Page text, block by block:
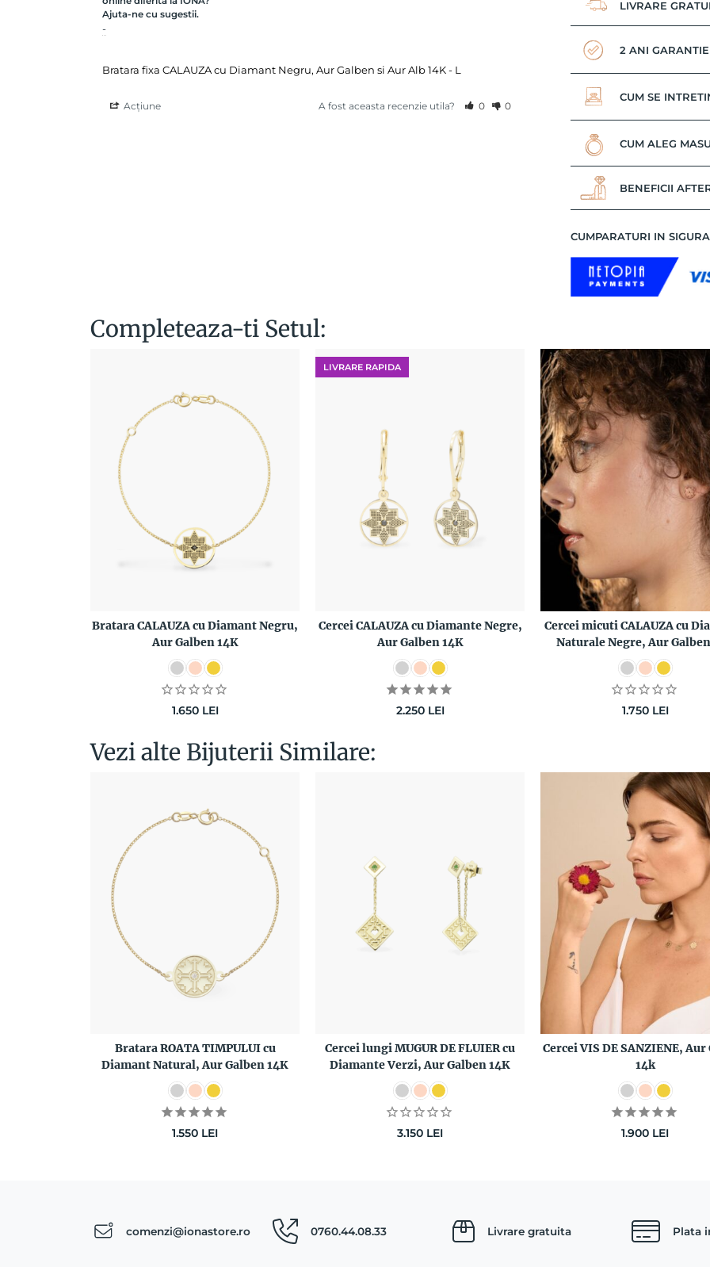
Ajuta-ne cu sugestii.
-
Bratara fixa CALAUZA cu Diamant Negru, Aur Galben si Aur Alb 14K - L
Acțiune A fost aceasta recenzie utila? 0 0
LIVRARE
2 ANI GARANTIE
CUM SE
CUM ALEG
BENEFICII
CUMPARATURI IN
Completeaza-ti Setul:
Bratara CALAUZA cu Diamant Negru,
Aur Galben 14K
1.650 LEI
LIVRARE RAPIDA
Cercei CALAUZA cu Diamante Negre,
Aur Galben 14K
2.250 LEI
Cercei micuti CALAUZA cu
Naturale Negre, Aur
1.750 LEI
Vezi alte Bijuterii Similare:
Bratara ROATA TIMPULUI cu
Diamant Natural, Aur Galben 14K
1.550 LEI
Cercei lungi MUGUR DE FLUIER cu
Diamante Verzi, Aur Galben 14K
3.150 LEI
Cercei VIS DE SANZIENE, Aur
14k
1.900 LEI
comenzi@ionastore.ro 0760.44.08.33 Livrare gratuita Plata